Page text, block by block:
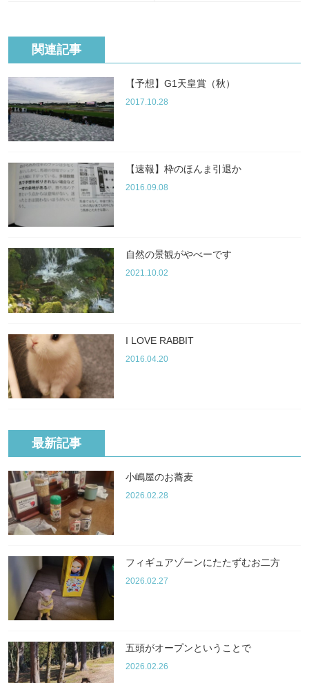
関連記事
【予想】G1天皇賞（秋）
2017.10.28
【速報】枠のほんま引退か
2016.09.08
自然の景観がやべーです
2021.10.02
I LOVE RABBIT
2016.04.20
最新記事
小嶋屋のお蕎麦
2026.02.28
フィギュアゾーンにたたずむお二方
2026.02.27
五頭がオープンということで
2026.02.26